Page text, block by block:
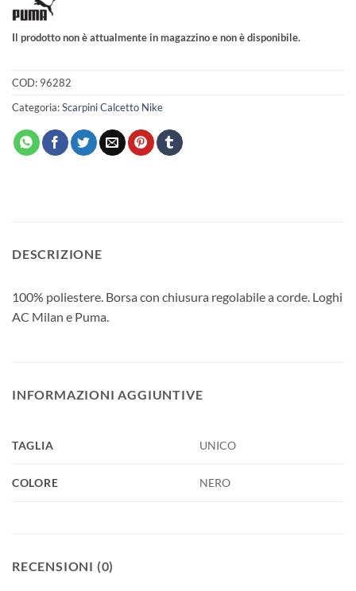
Il prodotto non è attualmente in magazzino e non è disponibile.
COD: 96282
Categoria:Scarpini Calcetto Nike
DESCRIZIONE
100% poliestere. Borsa con chiusura regolabile a corde. Loghi
AC Milan e Puma.
INFORMAZIONI AGGIUNTIVE
TAGLIA UNICO
COLORE NERO
RECENSIONI (0)